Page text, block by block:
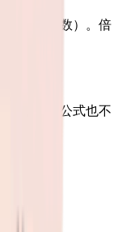
的
品数量倍数）。倍
同，计算公式也不
）：